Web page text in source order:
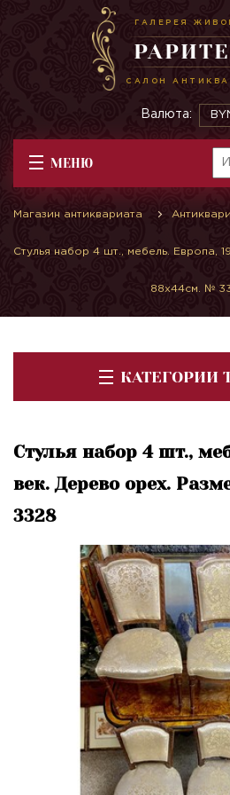
ГАЛЕРЕЯ
САЛОН
Валюта:
МЕНЮ
Магазин антиквариата
Стулья набор 4 шт., мебель. Европа,
88х44см. №
КАТЕГОРИИ
Стулья набор 4 шт.,
век. Дерево орех.
3328